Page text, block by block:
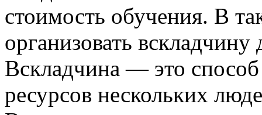
стоимость обучения. В
организовать
Вскладчина — это
ресурсов нескольких